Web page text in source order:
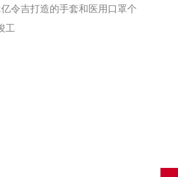
令吉打造的手套和医用口罩个
工